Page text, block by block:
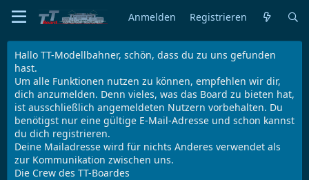
Anmelden Registrieren
Hallo TT-Modellbahner, schön, dass du zu uns gefunden
hast.
Um alle Funktionen nutzen zu können, empfehlen wir dir,
dich anzumelden. Denn vieles, was das Board zu bieten hat,
ist ausschließlich angemeldeten Nutzern vorbehalten. Du
benötigst nur eine gültige E-Mail-Adresse und schon kannst
du dich registrieren.
Deine Mailadresse wird für nichts Anderes verwendet als
zur Kommunikation zwischen uns.
Die Crew des TT-Boardes